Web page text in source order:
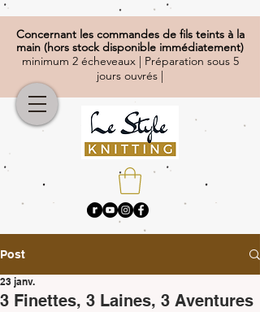
Concernantles commandes de fils teints à la
main (hors stock disponible immédiatement)
minimum 2 écheveaux | Préparation sous 5
jours ouvrés |
Post
3 Finettes, 3 Laines, 3 Aventures
23 janv.